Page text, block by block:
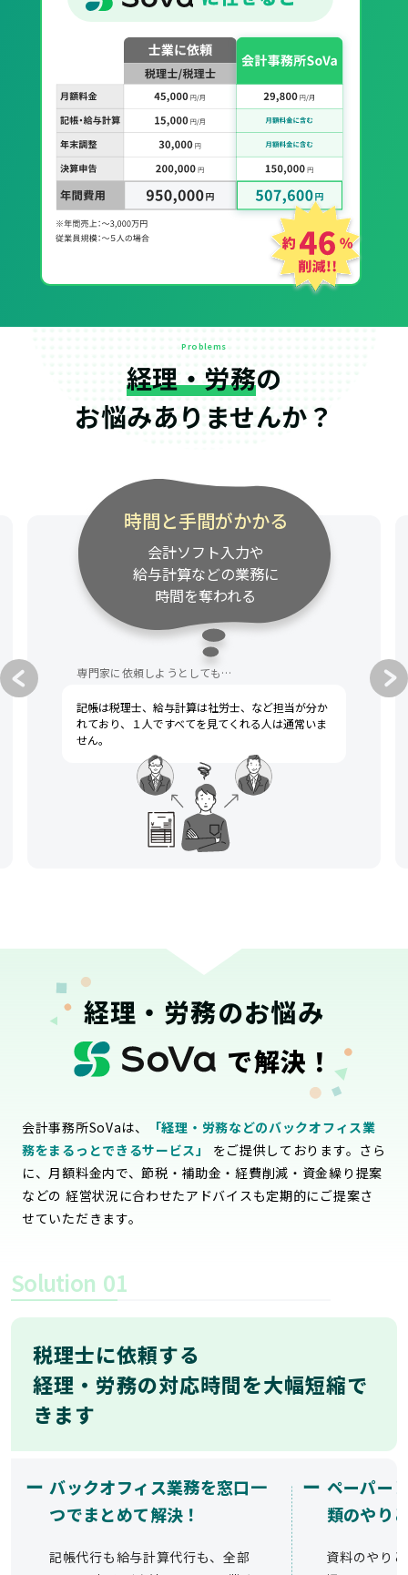
Problems
経理・労務の
お悩みありませんか？
時間と手間がかかる
会計ソフト入力や
給与計算などの業務に
時間を奪われる
専門家に依頼しようとしても…
記帳は税理士、給与計算は社労士、など担当が分か
れており、１人ですべてを見てくれる人は通常いま
せん。
経理・労務のお悩み
で解決！
会計事務所SoVaは、
「経理・労務などのバックオフィス業
務をまるっとできるサービス」
をご提供しております。さら
に、月額料金内で、節税・補助金・経費削減・資金繰り提案
などの 経営状況に合わせたアドバイスも定期的にご提案さ
せていただきます。
Solution 01
税理士に依頼する
経理・労務の対応時間を大幅短縮で
きます
ー バックオフィス業務を窓口一
つでまとめて解決！
記帳代行も給与計算代行も、全部
ー ペーパー
類のやり
資料のやり